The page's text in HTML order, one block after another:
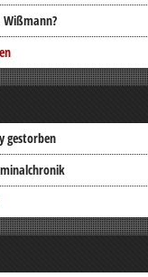
Wißmann?
gestorben